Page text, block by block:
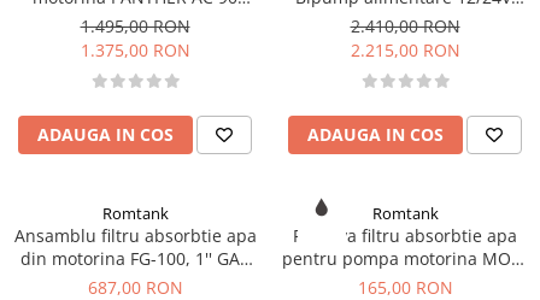
220V
1.495,00 RON
1.375,00 RON
ADAUGA IN COS
85l/min
2.410,00 RON
2.215,00 RON
ADAUGA IN COS
Romtank
Ansamblu filtru absorbtie apa
din motorina FG-100, 1'' GAS
(BSP)
687,00 RON
Romtank
Rezerva filtru absorbtie apa
pentru pompa motorina MODI
70l/min
165,00 RON